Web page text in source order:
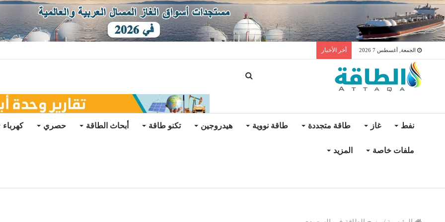
الجمعة, أغسطس 7 2026 أخر الأخبار
نفط غاز طاقة متجددة طاقة نووية هيدروجين تكنو طاقة أبحاث الطاقة حصري كهرباء
ملفات خاصة المزيد